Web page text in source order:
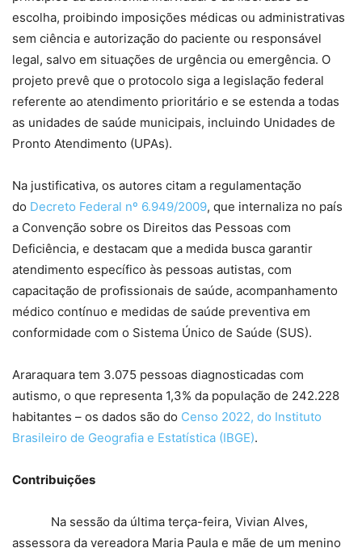
escolha, proibindo imposições médicas ou administrativas
sem ciência e autorização do paciente ou responsável
legal, salvo em situações de urgência ou emergência. O
projeto prevê que o protocolo siga a legislação federal
referente ao atendimento prioritário e se estenda a todas
as unidades de saúde municipais, incluindo Unidades de
Pronto Atendimento (UPAs).
Na justificativa, os autores citam a regulamentação
do Decreto Federal nº 6.949/2009, que internaliza no país
a Convenção sobre os Direitos das Pessoas com
Deficiência, e destacam que a medida busca garantir
atendimento específico às pessoas autistas, com
capacitação de profissionais de saúde, acompanhamento
médico contínuo e medidas de saúde preventiva em
conformidade com o Sistema Único de Saúde (SUS).
Araraquara tem 3.075 pessoas diagnosticadas com
autismo, o que representa 1,3% da população de 242.228
habitantes – os dados são do Censo 2022, do Instituto
Brasileiro de Geografia e Estatística (IBGE).
Contribuições
Na sessão da última terça-feira, Vivian Alves,
assessora da vereadora Maria Paula e mãe de um menino